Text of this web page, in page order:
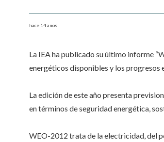
hace 14 años
La IEA ha publicado su último informe
energéticos disponibles y los progresos
La edición de este año presenta
en términos de seguridad energética,
WEO-2012 trata de la electricidad, del